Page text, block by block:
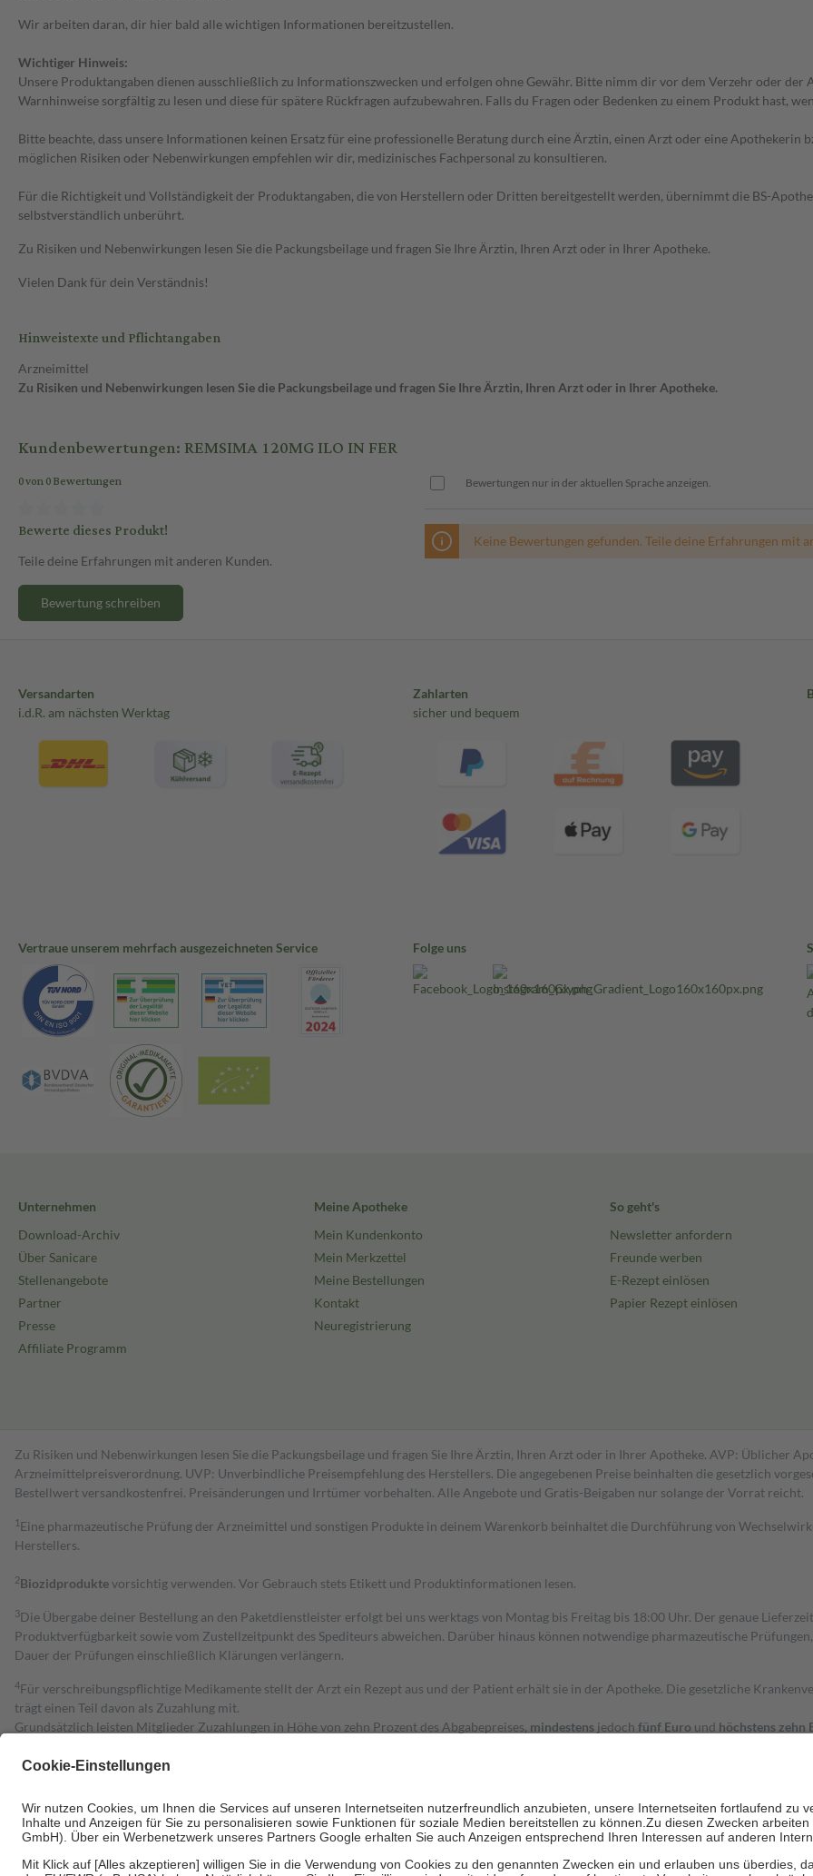
Wir arbeiten daran, dir hier bald alle wichtigen Informationen bereitzustellen.
Wichtiger Hinweis:
Unsere Produktangaben dienen ausschließlich zu Informationszwecken und erfolgen ohne Gewähr. Bitte nimm dir vor dem Verzehr oder
Warnhinweise sorgfältig zu lesen und diese für spätere Rückfragen aufzubewahren. Falls du Fragen oder Bedenken zu einem Produkt hast,
Bitte beachte, dass unsere Informationen keinen Ersatz für eine professionelle Beratung durch eine Ärztin, einen Arzt oder eine Apothekerin
möglichen Risiken oder Nebenwirkungen empfehlen wir dir, medizinisches Fachpersonal zu konsultieren.
Für die Richtigkeit und Vollständigkeit der Produktangaben, die von Herstellern oder Dritten bereitgestellt werden, übernimmt die BS-
selbstverständlich unberührt.
Zu Risiken und Nebenwirkungen lesen Sie die Packungsbeilage und fragen Sie Ihre Ärztin, Ihren Arzt oder in Ihrer Apotheke.
Vielen Dank für dein Verständnis!
Hinweistexte und Pflichtangaben
Arzneimittel
Zu Risiken und Nebenwirkungen lesen Sie die Packungsbeilage und fragen Sie Ihre Ärztin, Ihren Arzt oder in Ihrer Apotheke.
Kundenbewertungen: REMSIMA 120MG ILO IN FER
0 von 0 Bewertungen
Bewerte dieses Produkt!
Teile deine Erfahrungen mit anderen Kunden.
Bewertung schreiben
Bewertungen nur in der aktuellen Sprache anzeigen.
Keine Bewertungen gefunden. Teile deine Erfahrungen mit
Versandarten
i.d.R. am nächsten Werktag
Zahlarten
sicher und bequem
Vertraue unserem mehrfach ausgezeichneten Service Folge uns
Unternehmen
Download-Archiv
Über Sanicare
Stellenangebote
Partner
Presse
Affiliate Programm
Meine Apotheke
Mein Kundenkonto
Mein Merkzettel
Meine Bestellungen
Kontakt
Neuregistrierung
So geht's
Newsletter anfordern
Freunde werben
E-Rezept einlösen
Papier Rezept einlösen
Zu Risiken und Nebenwirkungen lesen Sie die Packungsbeilage und fragen Sie Ihre Ärztin, Ihren Arzt oder in Ihrer Apotheke. AVP: Üblicher
Arzneimittelpreisverordnung. UVP: Unverbindliche Preisempfehlung des Herstellers. Die angegebenen Preise beinhalten die gesetzlich
Bestell­wert versand­kosten­frei. Preisänderungen und Irrtümer vorbehalten. Alle Angebote und Gratis-Beigaben nur solange der Vorrat reicht.
1 Eine pharmazeutische Prüfung der Arzneimittel und sonstigen Produkte in deinem Warenkorb beinhaltet die Durchführung von
Herstellers.
2Biozidproduktevorsichtig verwenden. Vor Gebrauch stets Etikett und Produktinformationen lesen.
3Die Übergabe deiner Bestellung an den Paketdienstleister erfolgt bei uns werktags von Montag bis Freitag bis 18:00 Uhr. Der genaue
Produktverfügbarkeit sowie vom Zustellzeitpunkt des Spediteurs abweichen. Darüber hinaus können notwendige pharmazeutische
Dauer der Prüfungen einschließlich Klärungen verlängern.
4Für verschreibungspflichtige Medikamente stellt der Arzt ein Rezept aus und der Patient erhält sie in der Apotheke. Die gesetzliche
trägt einen Teil davon als Zuzahlung mit.
Grundsätzlich leisten Mitglieder Zuzahlungen in Höhe von zehn Prozent des Abgabepreises, mindestens jedoch fünf Euro und höchstens zehn
Diese Regeln gelten grundsätzlich auch für Online-Apotheken.
Um das Engagement der Versicherten für ihre eigene Gesundheit zu stärken und die besondere Stellung der Familie zu unterstützen, fallen
• Kindern und Jugendlichen bis zum vollendeten 18. Lebensjahr mit Ausnahme der Fahrkosten
• Untersuchungen zur Vorsorge und Früherkennung, die von der GKV getragen werden
• empfohlenen Schutzimpfungen